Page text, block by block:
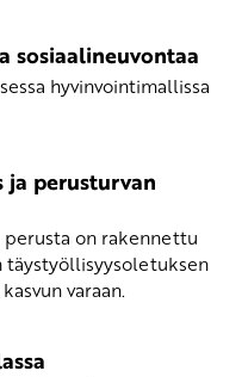
sosiaalineuvontaa
hyvinvointimallissa
perusturvan
on rakennettu
varaan.